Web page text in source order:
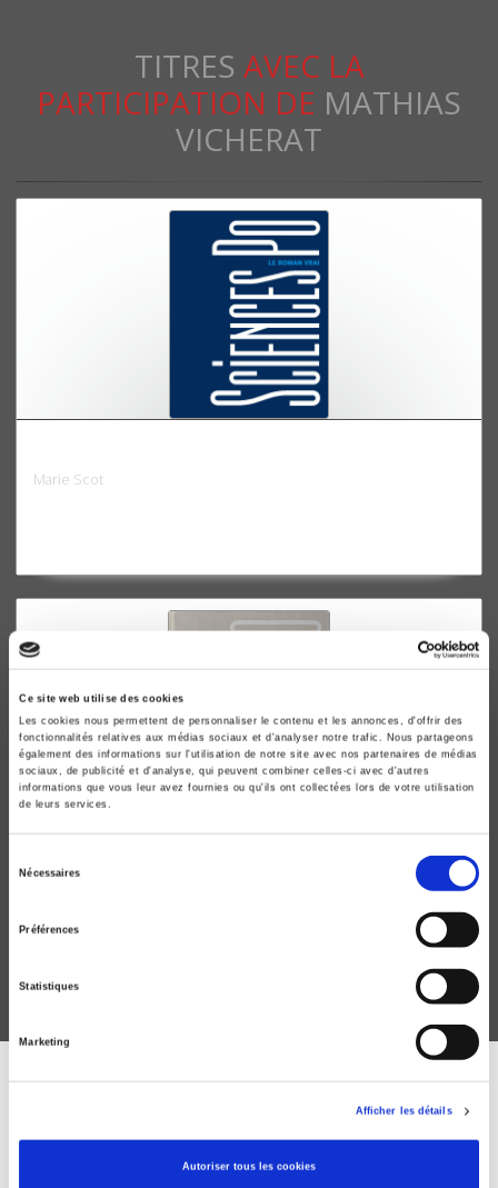
Ce site web utilise des cookies
Les cookies nous permettent de personnaliser le contenu et les annonces, d'offrir des
fonctionnalités relatives aux médias sociaux et d'analyser notre trafic. Nous partageons
également des informations sur l'utilisation de notre site avec nos partenaires de médias
sociaux, de publicité et d'analyse, qui peuvent combiner celles-ci avec d'autres
informations que vous leur avez fournies ou qu'ils ont collectées lors de votre utilisation
de leurs services.
Nécessaires
Préférences
Statistiques
Marketing
Afficher les détails
Autoriser tous les cookies
TITRES AVEC LA
PARTICIPATION DE MATHIAS
VICHERAT
Marie Scot
Version collector
ABONNEZ-VOUS À NOS
REVUES